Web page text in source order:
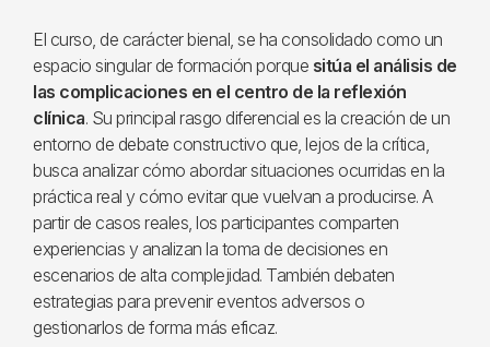
El curso, de carácter bienal, se ha consolidado como un
espacio singular de formación porque sitúa el análisis de
las complicaciones en el centro de la reflexión
clínica. Su principal rasgo diferencial es la creación de un
entorno de debate constructivo que, lejos de la crítica,
busca analizar cómo abordar situaciones ocurridas en la
práctica real y cómo evitar que vuelvan a producirse. A
partir de casos reales, los participantes comparten
experiencias y analizan la toma de decisiones en
escenarios de alta complejidad. También debaten
estrategias para prevenir eventos adversos o
gestionarlos de forma más eficaz.